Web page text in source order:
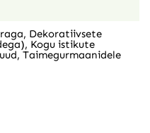
, Dekoratiivsete
, Kogu istikute
, Taimegurmaanidele